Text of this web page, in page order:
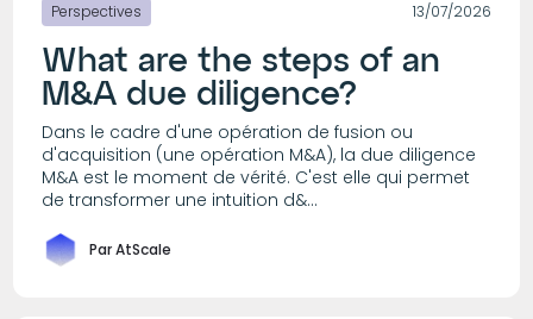
Perspectives 13/07/2026
What are the steps of an
M&A due diligence?
Dans le cadre d'une opération de fusion ou
d'acquisition (une opération M&A), la due diligence
M&A est le moment de vérité. C'est elle qui permet
de transformer une intuition d&...
Par AtScale